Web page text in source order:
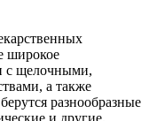
широкое
с щелочными,
а также
разнообразные